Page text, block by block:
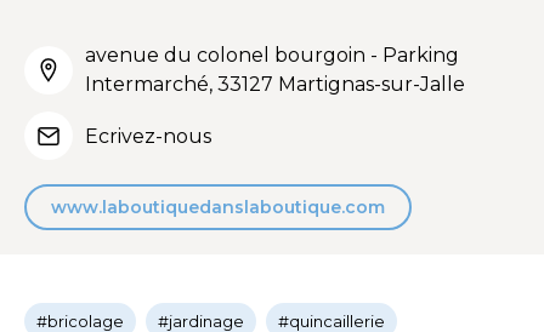
avenue du colonel bourgoin - Parking
Intermarché, 33127 Martignas-sur-Jalle
Ecrivez-nous
www.laboutiquedanslaboutique.com
#bricolage #jardinage #quincaillerie